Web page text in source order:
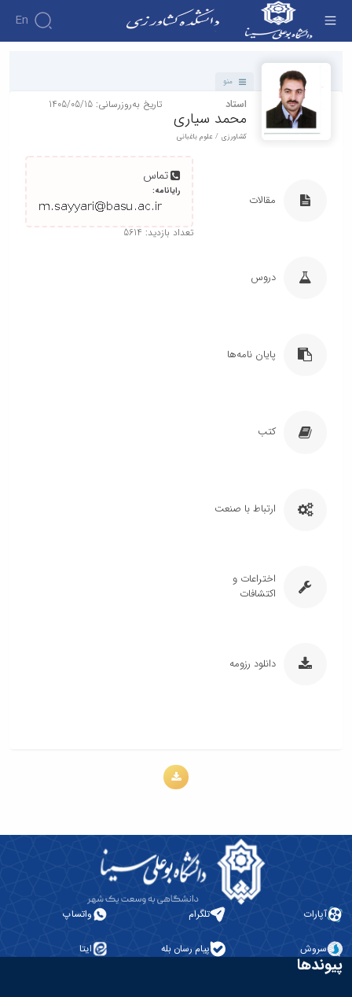
En
منو
استاد تاریخ به‌روزرسانی: 1405/05/15
محمد سیاری
کشاورزی / علوم باغبانی
تماس
رایانامه:
تعداد بازدید: 5614
مقالات
دروس
پایان نامه‌ها
کتب
ارتباط با صنعت
اختراعات و
اکتشافات
دانلود رزومه
آپارات تلگرام واتساپ
سروش پیام رسان بله ایتا
پیوندها